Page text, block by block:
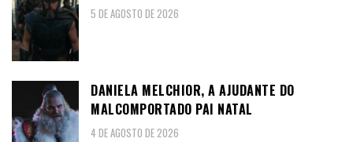
5 DE AGOSTO DE 2026
DANIELA MELCHIOR, A AJUDANTE DO
MALCOMPORTADO PAI NATAL
4 DE AGOSTO DE 2026